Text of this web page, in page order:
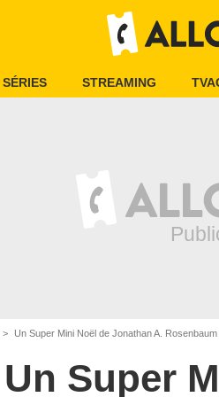
SÉRIES STREAMING
Un Super Mini Noël de Jonathan A. Rosenbaum
Un Super